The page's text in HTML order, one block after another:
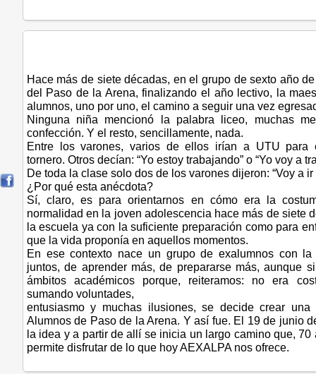
Hace más de siete décadas, en el grupo de sexto año
del Paso de la Arena, finalizando el año lectivo, la
alumnos, uno por uno, el camino a seguir una vez
Ninguna niña mencionó la palabra liceo, muchas
confección. Y el resto, sencillamente, nada.
Entre los varones, varios de ellos irían a UTU para
tornero. Otros decían: “Yo estoy trabajando” o “Yo voy a
De toda la clase solo dos de los varones dijeron: “Voy a ir
¿Por qué esta anécdota?
Sí, claro, es para orientarnos en cómo era la
normalidad en la joven adolescencia hace más de siete
la escuela ya con la suficiente preparación como para
que la vida proponía en aquellos momentos.
En ese contexto nace un grupo de exalumnos con
juntos, de aprender más, de prepararse más, aunque
ámbitos académicos porque, reiteramos: no era
sumando voluntades,
entusiasmo y muchas ilusiones, se decide crear una
Alumnos de Paso de la Arena. Y así fue. El 19 de junio
la idea y a partir de allí se inicia un largo camino que, 70
permite disfrutar de lo que hoy AEXALPA nos ofrece.